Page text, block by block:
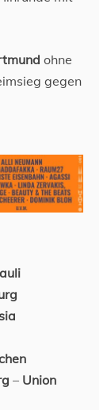
ohne
gegen
– Union